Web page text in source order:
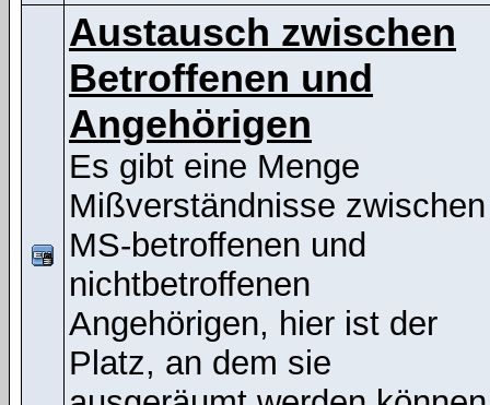
Austausch zwischen
Betroffenen und
Angehörigen
Es gibt eine Menge
Mißverständnisse zwischen
MS-betroffenen und
nichtbetroffenen
Angehörigen, hier ist der
Platz, an dem sie